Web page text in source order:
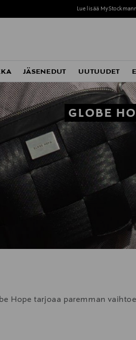
Lue lisää
JÄSENEDUT UUTUUDET
GLOBE
Hope tarjoaa paremman